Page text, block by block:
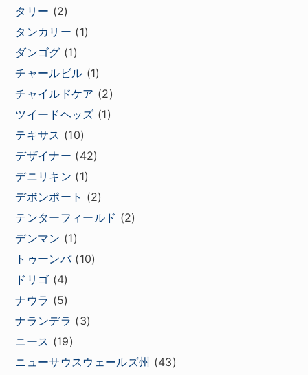
タリー (2)
タンカリー (1)
ダンゴグ (1)
チャールビル (1)
チャイルドケア (2)
ツイードヘッズ (1)
テキサス (10)
デザイナー (42)
デニリキン (1)
デボンポート (2)
テンターフィールド (2)
デンマン (1)
トゥーンバ(10)
ドリゴ (4)
ナウラ (5)
ナランデラ (3)
ニース (19)
ニューサウスウェールズ州 (43)